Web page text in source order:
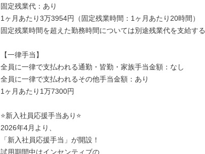
固定残業代：あり
1ヶ月あたり3万3954円（固定残業時間：1ヶ月あたり20時間）
固定残業時間を超えた勤務時間については別途残業代を支給する
【一律手当】
全員に一律で支払われる通勤・皆勤・家族手当金額：なし
全員に一律で支払われるその他手当金額：あり
1ヶ月あたり1万7300円
⭐新入社員応援手当あり⭐
2026年4月より、
「新入社員応援手当」が開設！
試用期間中はインセンティブの